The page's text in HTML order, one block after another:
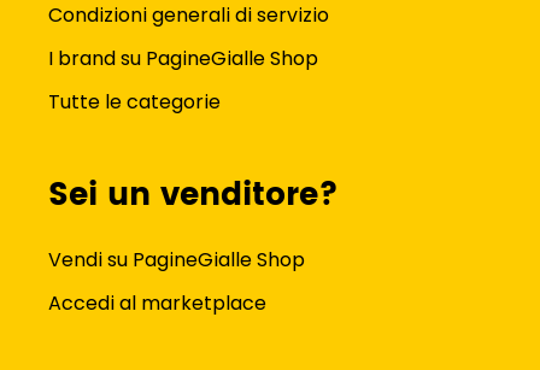
Condizioni generali di servizio
I brand su PagineGialle Shop
Tutte le categorie
Sei un venditore?
Vendi su PagineGialle Shop
Accedi al marketplace